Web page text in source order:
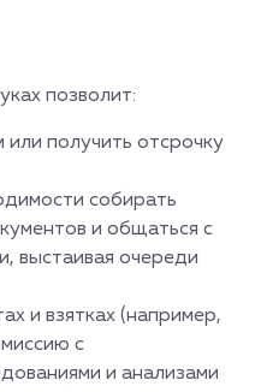
позволит:
получить отсрочку
собирать
и общаться с
выстаивая очереди
и ​​взятках (например,
с
и анализами